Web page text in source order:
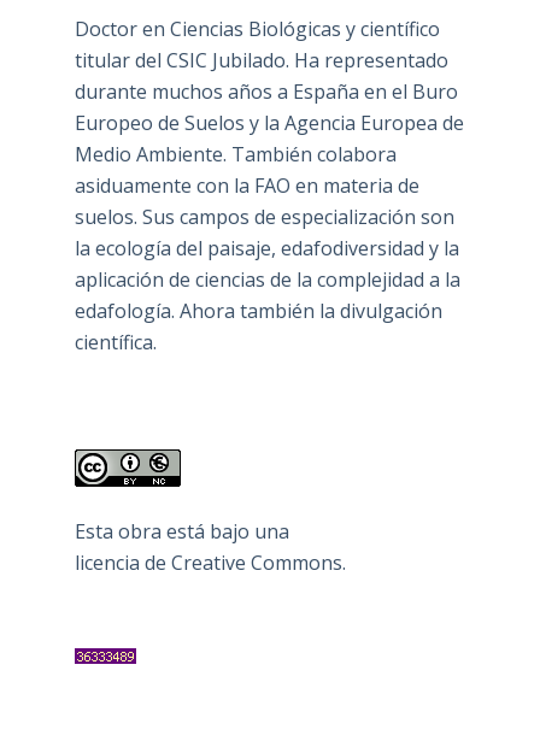
Doctor en Ciencias Biológicas y científico
titular del CSIC Jubilado. Ha representado
durante muchos años a España en el Buro
Europeo de Suelos y la Agencia Europea de
Medio Ambiente. También colabora
asiduamente con la FAO en materia de
suelos. Sus campos de especialización son
la ecología del paisaje, edafodiversidad y la
aplicación de ciencias de la complejidad a la
edafología. Ahora también la divulgación
científica.
Esta obra está bajo una
licencia de Creative Commons.